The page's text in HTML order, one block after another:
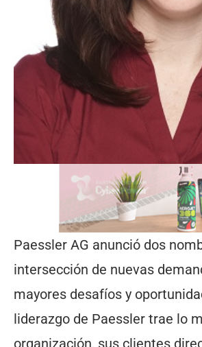
Paessler AG anunció dos
intersección de nuevas
mayores desafíos y
liderazgo de Paessler trae lo
organización, sus clientes